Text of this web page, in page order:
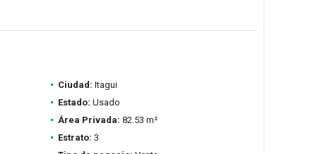
Ciudad: Itagui
Estado: Usado
Área Privada: 82.53 m²
Estrato: 3